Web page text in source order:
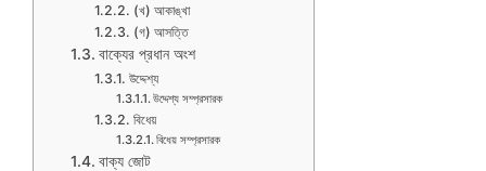
(খ) আকাঙ্খা
(গ) আসত্তি
বাক্যের প্রধান অংশ
উদ্দেশ্য
উদ্দেশ্য সম্প্রসারক
বিধেয়
বিধেয় সম্প্রসারক
বাক্য জোট